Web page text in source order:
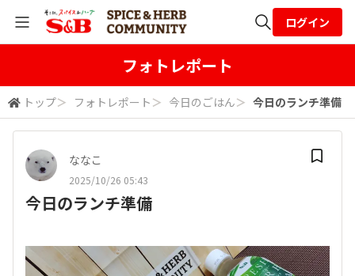
検索
ログイン
フォトレポート
トップ＞ フォトレポート ＞ 今日のごはん＞ 今日のランチ準備
ななこ
2025/10/26 05:43
今日のランチ準備